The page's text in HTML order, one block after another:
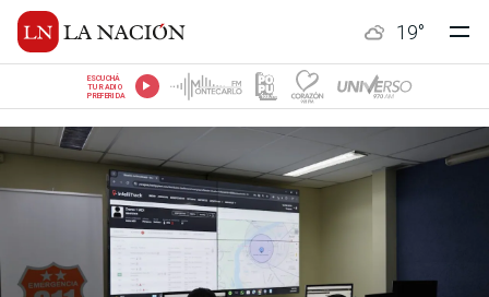
19°
ESCUCHÁ
TU RADIO
PREFERIDA